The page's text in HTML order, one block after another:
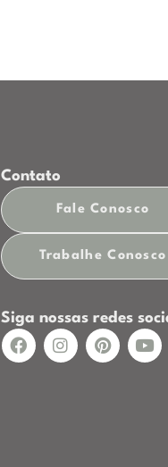
Contato
Fale Conosco
Trabalhe Conosco
Siga nossas redes